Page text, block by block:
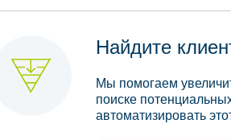
Найдите
Мы помогаем
поиске
автоматизировать